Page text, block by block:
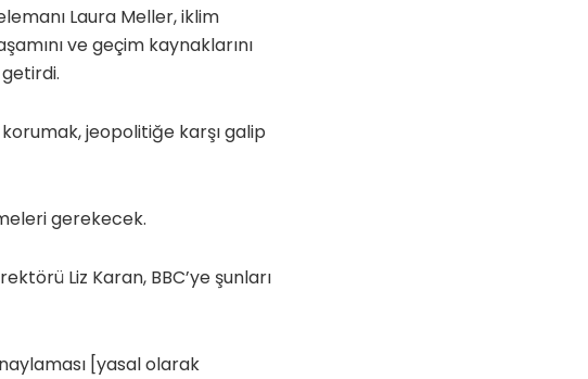
Laura Meller, iklim
ve geçim kaynaklarını
jeopolitiğe karşı galip
gerekecek.
Liz Karan, BBC’ye şunları
[yasal olarak